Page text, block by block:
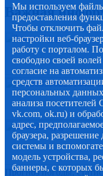
Важная
Прогноз погоды,
Мы используем
предоставления
Чтобы отключить
настройки веб-
работу с порталом.
свободно своей
согласие на
средств
персональных
анализа
vk.com, ok.ru) и
адрес,
браузера,
системы и
модель устройства,
баннеры, с которых